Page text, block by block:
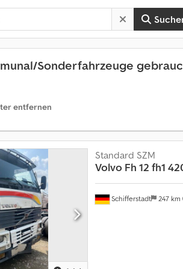
Sonderfahrzeuge
entfernen
Schifferstadt 247 km
Standard SZM
Volvo Fh 12 fh1
n